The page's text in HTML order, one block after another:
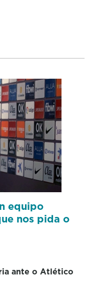
equipo
nos pida o
ante o Atlético